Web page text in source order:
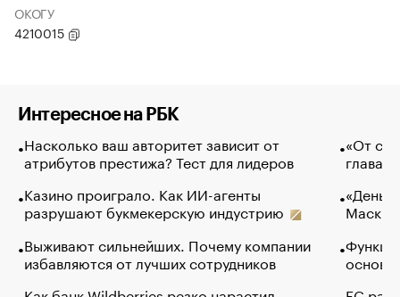
ОКОГУ
4210015
Интересное на РБК
Насколько ваш авторитет зависит от
атрибутов престижа? Тест для лидеров
Казино проиграло. Как ИИ-агенты
разрушают букмекерскую индустрию
Выживают сильнейших. Почему компании
избавляются от лучших сотрудников
«От
глава
Маск в
основ